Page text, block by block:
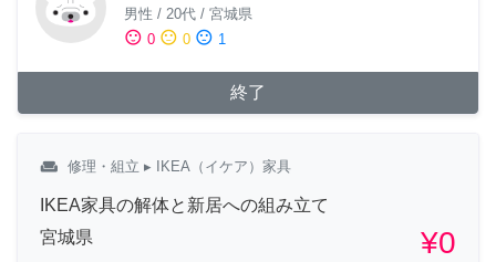
男性 / 20代 / 宮城県
sentiment_satisfied 0 sentiment_neutral 0 sentiment_dissatisfied 1
終了
weekend 修理・組立 ▸ IKEA（イケア）家具
IKEA家具の解体と新居への組み立て
宮城県
¥0